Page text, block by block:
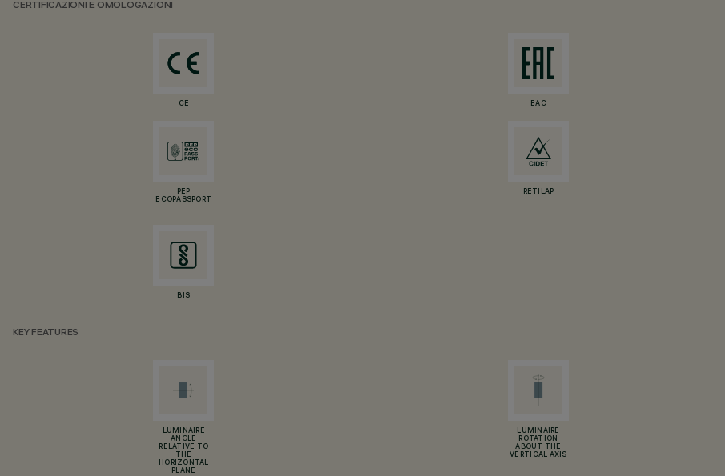
CERTIFICAZIONI E OMOLOGAZIONI
CE EAC
PEP
ECOPASSPORT
RETILAP
BIS
KEY FEATURES
LUMINAIRE
ANGLE
RELATIVE TO
THE
HORIZONTAL
PLANE
LUMINAIRE
ROTATION
ABOUT THE
VERTICAL AXIS